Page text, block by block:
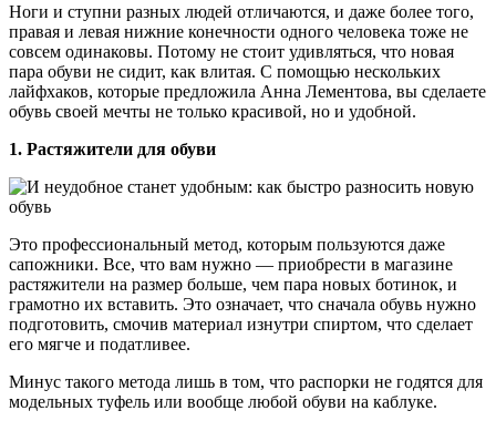
Ноги и ступни разных людей отличаются, и даже более того,
правая и левая нижние конечности одного человека тоже не
совсем одинаковы. Потому не стоит удивляться, что новая
пара обуви не сидит, как влитая. С помощью нескольких
лайфхаков, которые предложила Анна Лементова, вы сделаете
обувь своей мечты не только красивой, но и удобной.
1. Растяжители для обуви
Это профессиональный метод, которым пользуются даже
сапожники. Все, что вам нужно — приобрести в магазине
растяжители на размер больше, чем пара новых ботинок, и
грамотно их вставить. Это означает, что сначала обувь нужно
подготовить, смочив материал изнутри спиртом, что сделает
его мягче и податливее.
Минус такого метода лишь в том, что распорки не годятся для
модельных туфель или вообще любой обуви на каблуке.